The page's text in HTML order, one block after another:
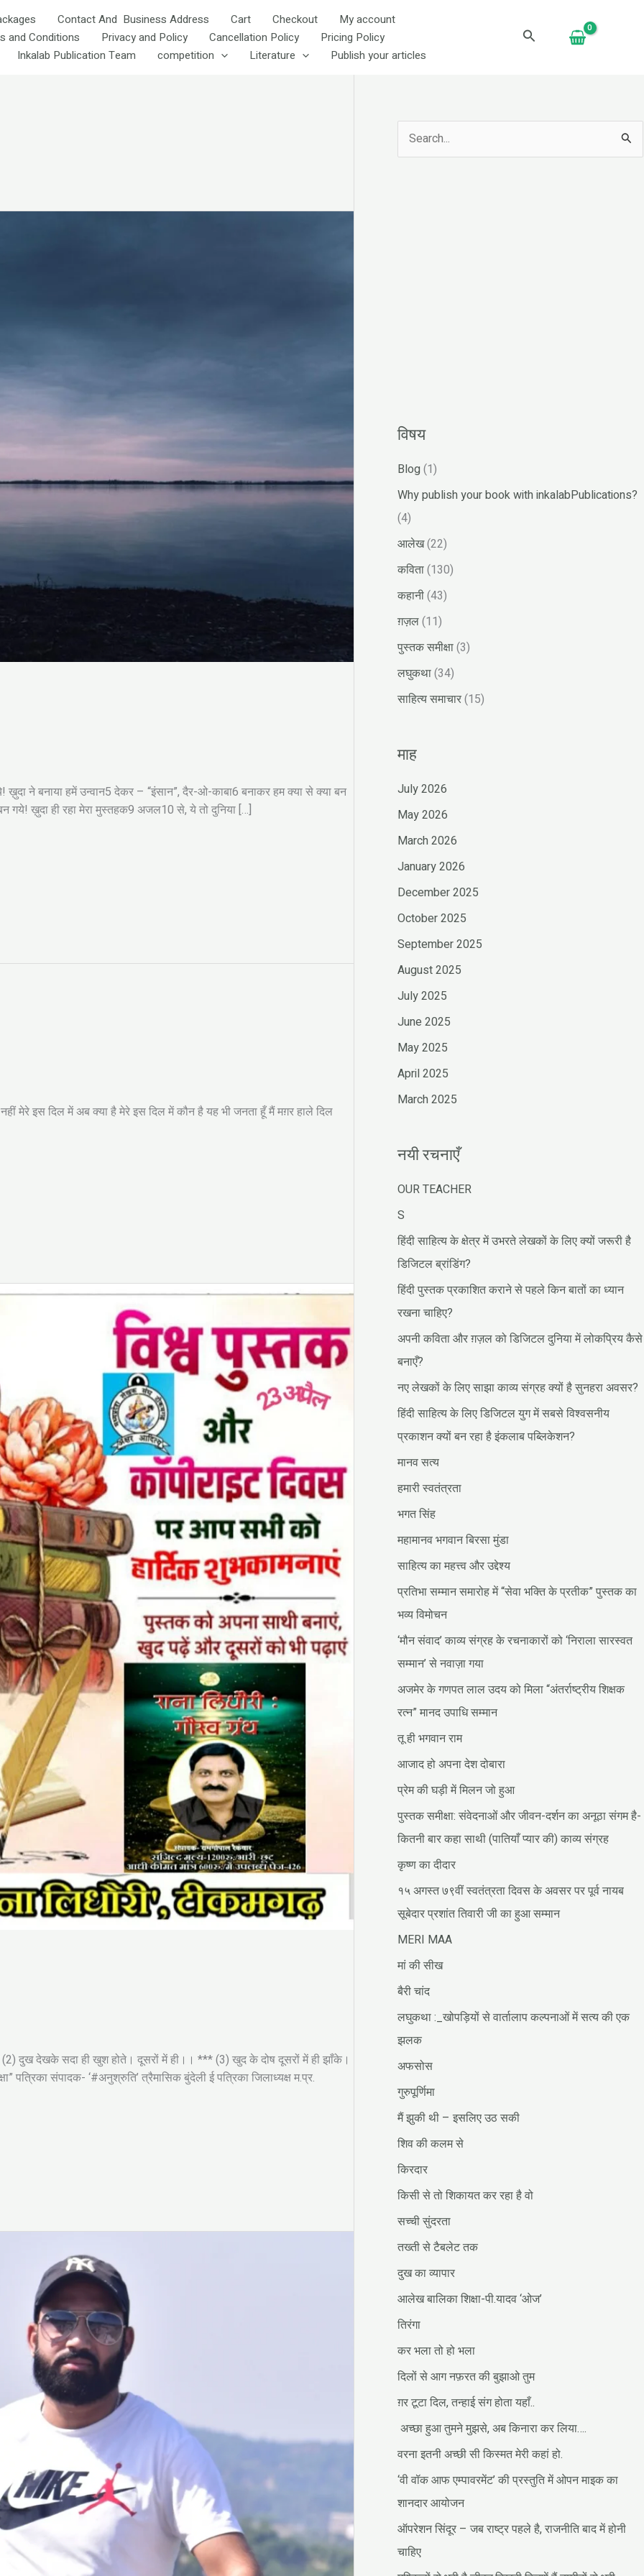
Contact And Business Address Cart Checkout
My account
and Conditions Privacy and Policy Cancellation Policy
Pricing Policy
Inkalab Publication Team competition Literature Publish your articles
Search
ने बनाया हमें उन्वान5 देकर – “इंसान”, दैर-ओ-काबा6 बनाकर हम क्या से क्या बन
गये! ख़ुदा ही रहा मेरा मुस्तहक9 अजल10 से, ये तो दुनिया […]
मेरे इस दिल में अब क्या है मेरे इस दिल में कौन है यह भी जनता हूँ मैं मग़र हाले दिल
(2) दुख देखके सदा ही खुश होते। दूसरों में ही।। *** (3) खुद के दोष दूसरों में ही झाँके।
संपादक- ‘#अनुश्रुति’ त्रैमासिक बुंदेली ई पत्रिका जिलाध्यक्ष म.प्र.
विषय
Blog(1)
Why publish your book with inkalabPublications?
(4)
आलेख(22)
कविता(130)
कहानी(43)
ग़ज़ल(11)
पुस्तक समीक्षा(3)
लघुकथा(34)
साहित्य समाचार(15)
माह
July 2026
May 2026
March 2026
January 2026
December 2025
October 2025
September 2025
August 2025
July 2025
June 2025
May 2025
April 2025
March 2025
नयी रचनाएँ
OUR TEACHER
S
हिंदी साहित्य के क्षेत्र में उभरते लेखकों के लिए क्यों जरूरी है
डिजिटल ब्रांडिंग?
हिंदी पुस्तक प्रकाशित कराने से पहले किन बातों का ध्यान
रखना चाहिए?
अपनी कविता और ग़ज़ल को डिजिटल दुनिया में लोकप्रिय कैसे
बनाएँ?
नए लेखकों के लिए साझा काव्य संग्रह क्यों है सुनहरा अवसर?
हिंदी साहित्य के लिए डिजिटल युग में सबसे विश्वसनीय
प्रकाशन क्यों बन रहा है इंकलाब पब्लिकेशन?
मानव सत्य
हमारी स्वतंत्रता
भगत सिंह
महामानव भगवान बिरसा मुंडा
साहित्य का महत्त्व और उद्देश्य
प्रतिभा सम्मान समारोह में “सेवा भक्ति के प्रतीक” पुस्तक का
भव्य विमोचन
‘मौन संवाद’ काव्य संग्रह के रचनाकारों को ‘निराला सारस्वत
सम्मान’ से नवाज़ा गया
अजमेर के गणपत लाल उदय को मिला “अंतर्राष्ट्रीय शिक्षक
रत्न” मानद उपाधि सम्मान
तू ही भगवान राम
आजाद हो अपना देश दोबारा
प्रेम की घड़ी में मिलन जो हुआ
पुस्तक समीक्षा: संवेदनाओं और जीवन-दर्शन का अनूठा संगम है-
कितनी बार कहा साथी (पातियाँ प्यार की) काव्य संग्रह
कृष्ण का दीदार
१५ अगस्त ७९वीं स्वतंत्रता दिवस के अवसर पर पूर्व नायब
सूबेदार प्रशांत तिवारी जी का हुआ सम्मान
MERI MAA
मां की सीख
बैरी चांद
लघुकथा :_खोपड़ियों से वार्तालाप कल्पनाओं में सत्य की एक
झलक
अफसोस
गुरुपूर्णिमा
मैं झुकी थी – इसलिए उठ सकी
शिव की कलम से
किरदार
किसी से तो शिकायत कर रहा है वो
सच्ची सुंदरता
तख्ती से टैबलेट तक
दुख का व्यापार
आलेख बालिका शिक्षा-पी.यादव ‘ओज’
तिरंगा
कर भला तो हो भला
दिलों से आग नफ़रत की बुझाओ तुम
ग़र टूटा दिल, तन्हाई संग होता यहाँ..
अच्छा हुआ तुमने मुझसे, अब किनारा कर लिया….
वरना इतनी अच्छी सी किस्मत मेरी कहां हो.
‘वी वॉक आफ एम्पावरमेंट’ की प्रस्तुति में ओपन माइक का
शानदार आयोजन
ऑपरेशन सिंदूर – जब राष्ट्र पहले है, राजनीति बाद में होनी
चाहिए